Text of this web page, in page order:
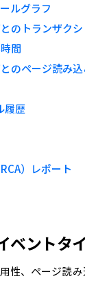
ルグラフ
のトランザク
間
のページ読み
履歴
）レポート
ベントタ
性、ページ読